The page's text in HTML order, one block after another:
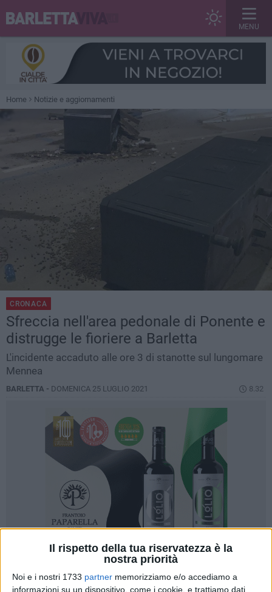
Il rispetto della tua riservatezza è la
nostra priorità
Noi e i nostri 1733 partner memorizziamo e/o accediamo a
informazioni su un dispositivo, come i cookie, e trattiamo dati
MENU
Home Notizie e aggiornamenti
CRONACA
Sfreccia nell'area pedonale di Ponente e
distrugge le fioriere a Barletta
L'incidente accaduto alle ore 3 di stanotte sul lungomare
Mennea
BARLETTA - DOMENICA 25 LUGLIO 2021 8.32
438